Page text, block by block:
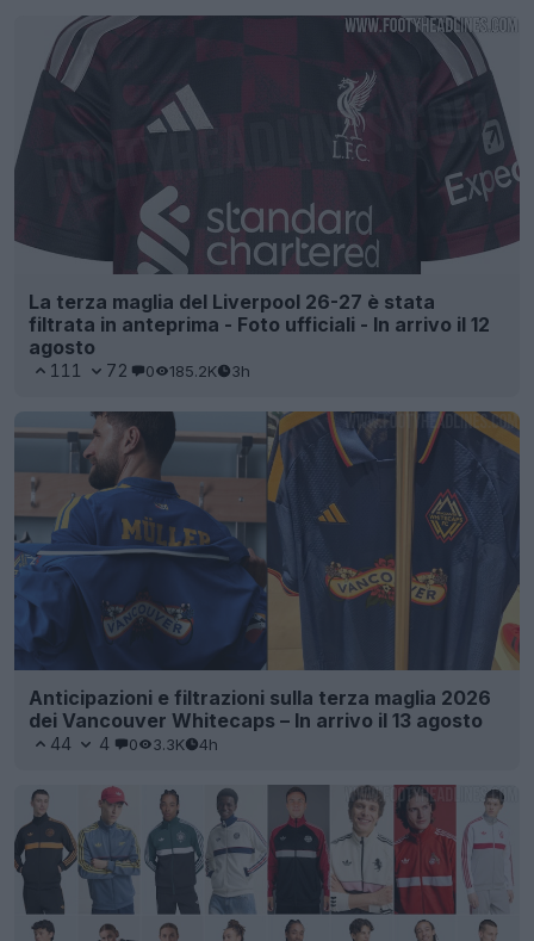
La terza maglia del Liverpool 26-27 è stata
filtrata in anteprima - Foto ufficiali - In arrivo il 12
agosto
111 72 0 185.2K 3h
Anticipazioni e filtrazioni sulla terza maglia 2026
dei Vancouver Whitecaps – In arrivo il 13 agosto
44 4 0 3.3K 4h